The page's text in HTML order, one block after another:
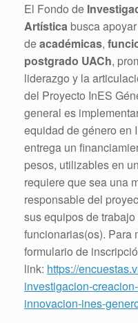
El Fondo de
Artística busca
deacadémicas,
postgrado UACh,
liderazgo y la
del Proyecto InES
general es
equidad de género en
entrega un
pesos, utilizables en
requiere que sea una
responsable del
sus equipos de
funcionarias(os). Para
formulario de
link: https://
investigacion-
innovacion-ines-